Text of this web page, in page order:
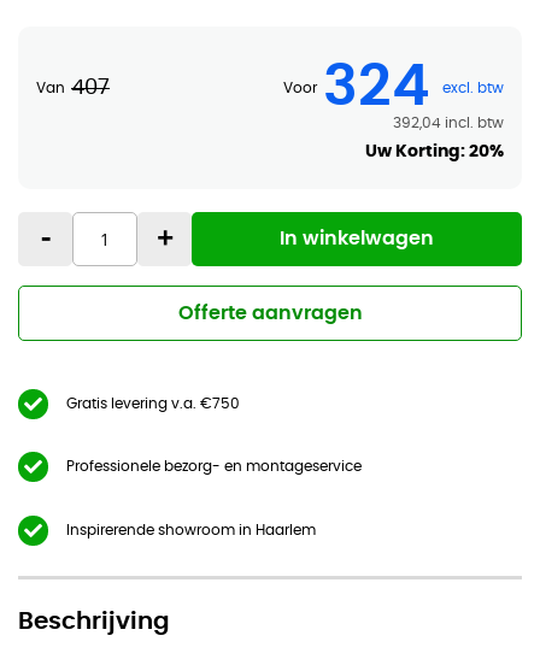
Voor 324
392,04
Van 407
Uw Korting:20%
- + In winkelwagen
Offerte aanvragen
Gratis levering v.a. €750
Professionele bezorg- en montageservice
Inspirerende showroom in Haarlem
Beschrijving